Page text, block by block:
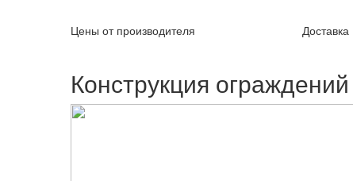
Цены от производителя Доставка
Конструкция ограждений